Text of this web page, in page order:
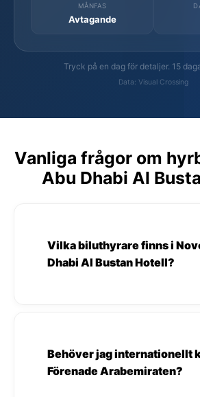
MÅNFAS
Avtagande
Tryck på en dag för detaljer. 15
Data: Visual Crossing
Vanliga frågor om
Abu Dhabi Al
Vilka biluthyrare finns i
Dhabi Al Bustan Hotell?
Behöver jag internationellt
Förenade Arabemiraten?